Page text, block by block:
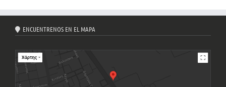
ENCUENTRENOS EN EL MAPA